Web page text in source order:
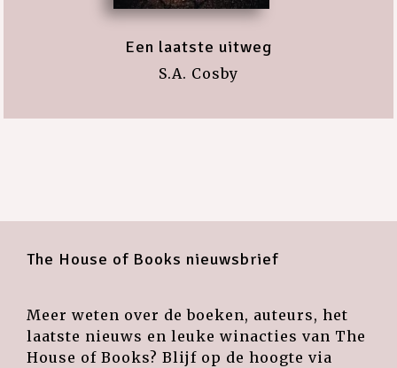
Een laatste uitweg
S.A. Cosby
The House of Books nieuwsbrief
Meer weten over de boeken, auteurs, het
laatste nieuws en leuke winacties van The
House of Books? Blijf op de hoogte via